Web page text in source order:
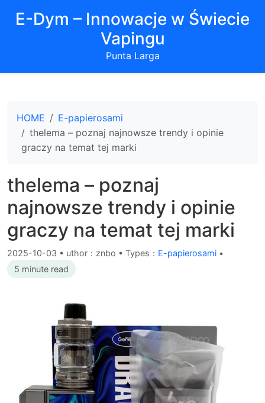
E-Dym – Innowacje w Świecie
Vapingu
Punta Larga
HOME
E-papierosami
thelema – poznaj najnowsze trendy i opinie
graczy na temat tej marki
thelema – poznaj
najnowsze trendy i opinie
graczy na temat tej marki
2025-10-03 • uthor：znbo • Types： E-papierosami •
5 minute read